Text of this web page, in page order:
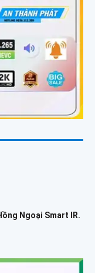
Ngoại Smart IR.